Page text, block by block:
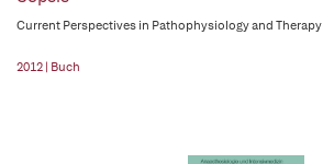
Current Perspectives in Pathophysiology and Therapy
2012 | Buch